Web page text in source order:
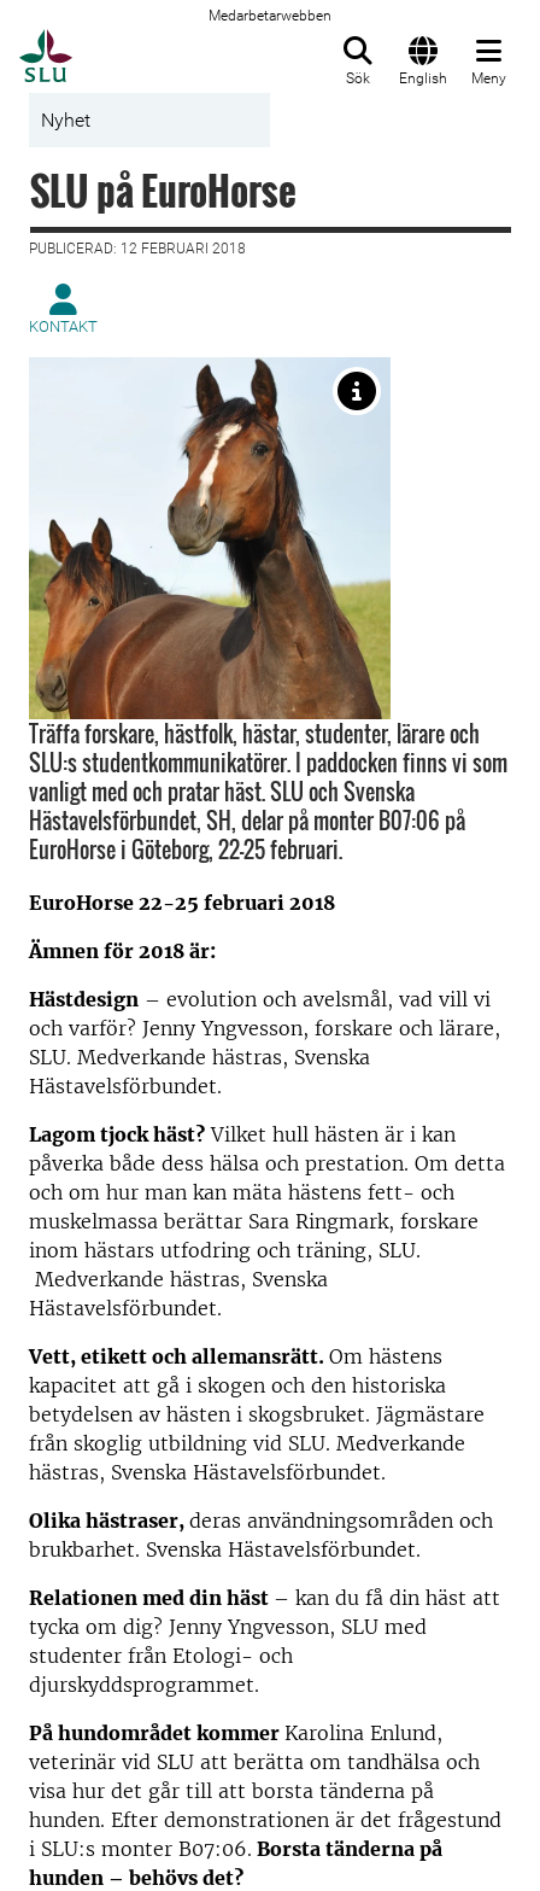
Medarbetarwebben
Sök English Meny
Nyhet
SLU på EuroHorse
PUBLICERAD: 12 FEBRUARI 2018
KONTAKT
Träffa forskare, hästfolk, hästar, studenter, lärare och
SLU:s studentkommunikatörer. I paddocken finns vi som
vanligt med och pratar häst. SLU och Svenska
Hästavelsförbundet, SH, delar på monter B07:06 på
EuroHorse i Göteborg, 22-25 februari.
EuroHorse 22-25 februari 2018
Ämnen för 2018 är:
Hästdesign – evolution och avelsmål, vad vill vi
och varför? Jenny Yngvesson, forskare och lärare,
SLU. Medverkande hästras, Svenska
Hästavelsförbundet.
Lagom tjock häst? Vilket hull hästen är i kan
påverka både dess hälsa och prestation. Om detta
och om hur man kan mäta hästens fett- och
muskelmassa berättar Sara Ringmark, forskare
inom hästars utfodring och träning, SLU.
Medverkande hästras, Svenska
Hästavelsförbundet.
Vett, etikett och allemansrätt. Om hästens
kapacitet att gå i skogen och den historiska
betydelsen av hästen i skogsbruket. Jägmästare
från skoglig utbildning vid SLU. Medverkande
hästras, Svenska Hästavelsförbundet.
Olika hästraser, deras användningsområden och
brukbarhet. Svenska Hästavelsförbundet.
Relationen med din häst – kan du få din häst att
tycka om dig? Jenny Yngvesson, SLU med
studenter från Etologi- och
djurskyddsprogrammet.
På hundområdet kommer Karolina Enlund,
veterinär vid SLU att berätta om tandhälsa och
visa hur det går till att borsta tänderna på
hunden. Efter demonstrationen är det frågestund
i SLU:s monter B07:06. Borsta tänderna på
hunden – behövs det?